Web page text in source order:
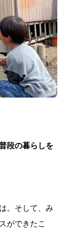
段の暮らしを
。そして、み
ができたこ